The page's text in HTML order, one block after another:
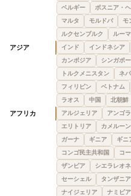
ベルギー
ボスニア・
マルタ
モルドバ モ
ルクセンブルク
ルー
アジア インド インドネシア
カンボジア
シンガポ
トルクメニスタン
ネ
フィリピン
ベトナム
ラオス
中国 北朝鮮
アフリカ アルジェリア アンゴラ
エリトリア
カメルーン
ガーナ
ギニア ギニ
コンゴ民主共和国
コ
ザンビア
シエラレオネ
セーシェル
タンザニア
ナイジェリア
ナミビア